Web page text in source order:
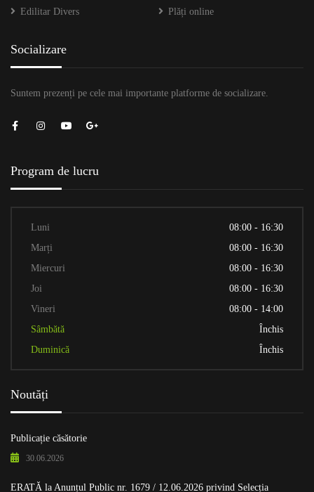
Edilitar Divers Plăți online
Socializare
Suntem prezenți pe cele mai importante platforme de socializare.
Program de lucru
Luni
08:00 - 16:30
Marți
08:00 - 16:30
Miercuri
08:00 - 16:30
Joi
08:00 - 16:30
Vineri
08:00 - 14:00
Sâmbătă
Închis
Duminică
Închis
Noutăți
Publicație căsătorie
30.06.2026
ERATĂ la Anunțul Public nr. 1679 / 12.06.2026 privind Selecția